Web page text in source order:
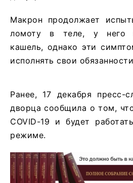
Макрон продолжает
ломоту в теле, у него
кашель, однако эти
исполнять свои
Ранее, 17 декабря пресс-
дворца сообщила о том,
COVID-19 и будет
режиме.